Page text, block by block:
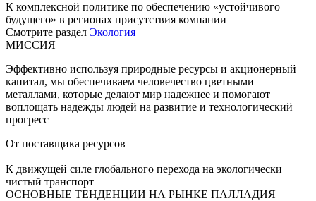
К комплексной политике по обеспечению «устойчивого
будущего» в регионах присутствия компании
Смотрите раздел Экология
МИССИЯ
Эффективно используя природные ресурсы и акционерный
капитал, мы обеспечиваем человечество цветными
металлами, которые делают мир надежнее и помогают
воплощать надежды людей на развитие и технологический
прогресс
От поставщика ресурсов
К движущей силе глобального перехода на экологически
чистый транспорт
ОСНОВНЫЕ ТЕНДЕНЦИИ НА РЫНКЕ ПАЛЛАДИЯ